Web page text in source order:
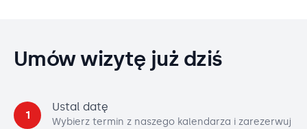
Umów wizytę już dziś
1
Ustal datę
Wybierz termin z naszego kalendarza i zarezerwuj